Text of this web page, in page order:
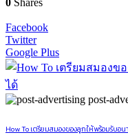
Facebook
Twitter
Google Plus
post-
How To เตรียมสมองของลูกให้พร้อมรับอ